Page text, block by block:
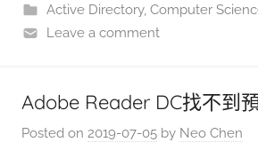
Active Directory, Computer
Leave a comment
Adobe Reader DC找不到
Posted on 2019-07-05 by Neo Chen